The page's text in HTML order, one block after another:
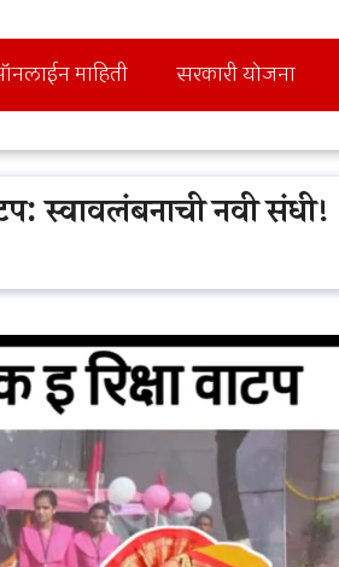
माहिती सरकारी योजना
स्वावलंबनाची नवी संधी!